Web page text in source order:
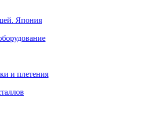
Япония
и плетения